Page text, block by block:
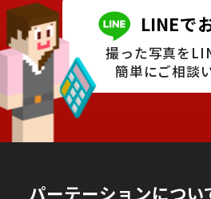
LINEで
撮った写真を
簡単にご相談
パーテーションについ